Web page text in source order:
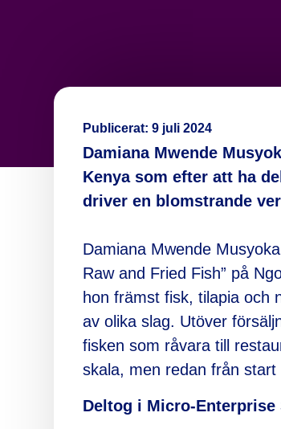
Publicerat:9 juli 2024
Damiana Mwende
Kenya som efter att ha
driver en blomstrande
Damiana Mwende
Raw and Fried Fish” på
hon främst fisk, tilapia och
av olika slag. Utöver
fisken som råvara till
skala, men redan från
Deltog i Micro-Enterprise